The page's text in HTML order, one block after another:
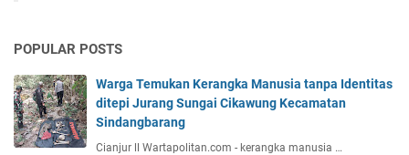
POPULAR POSTS
Warga Temukan Kerangka Manusia tanpa Identitas
ditepi Jurang Sungai Cikawung Kecamatan
Sindangbarang
Cianjur ll Wartapolitan.com - kerangka manusia …